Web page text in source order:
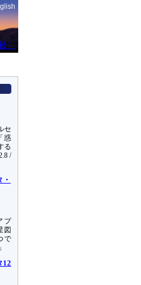
セ
惑
る
/
プ
図
で
12